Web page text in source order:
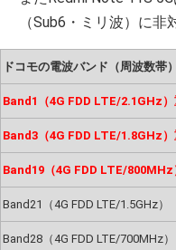
（Sub6・ミリ波）に非
ドコモの電波バンド（周波数帯）
Band1（4G FDD LTE/2.1GHz）
Band3（4G FDD LTE/1.8GHz）
Band19（4G FDD LTE/800MHz
Band21（4G FDD LTE/1.5GHz）
Band28（4G FDD LTE/700MHz）